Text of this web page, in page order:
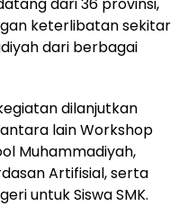
keterlibatan sekitar
dari berbagai
dilanjutkan
lain Workshop
Muhammadiyah,
Artifisial, serta
untuk Siswa SMK.